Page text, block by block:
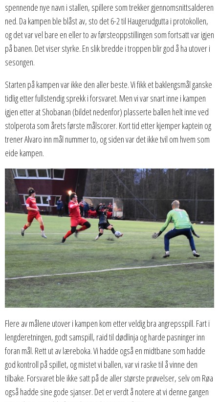
spennende nye navn i stallen, spillere som trekker gjennomsnittsalderen
ned. Da kampen ble blåst av, sto det 6-2 til Haugerudgutta i protokollen,
og det var vel bare en eller to av førsteoppstillingen som fortsatt var igjen
på banen. Det viser styrke. En slik bredde i troppen blir god å ha utover i
sesongen.
Starten på kampen var ikke den aller beste. Vi fikk et baklengsmål ganske
tidlig etter fullstendig sprekk i forsvaret. Men vi var snart inne i kampen
igjen etter at Shobanan (bildet nedenfor) plasserte ballen helt inne ved
stolperota som årets første målscorer. Kort tid etter kjemper kaptein og
trener Alvaro inn mål nummer to, og siden var det ikke tvil om hvem som
eide kampen.
Flere av målene utover i kampen kom etter veldig bra angrepsspill. Fart i
lengderetningen, godt samspill, raid til dødlinja og harde pasninger inn
foran mål. Rett ut av læreboka. Vi hadde også en midtbane som hadde
god kontroll på spillet, og mistet vi ballen, var vi raske til å vinne den
tilbake. Forsvaret ble ikke satt på de aller største prøvelser, selv om Røa
også hadde sine gode sjanser. Det er verdt å notere at vi denne gangen